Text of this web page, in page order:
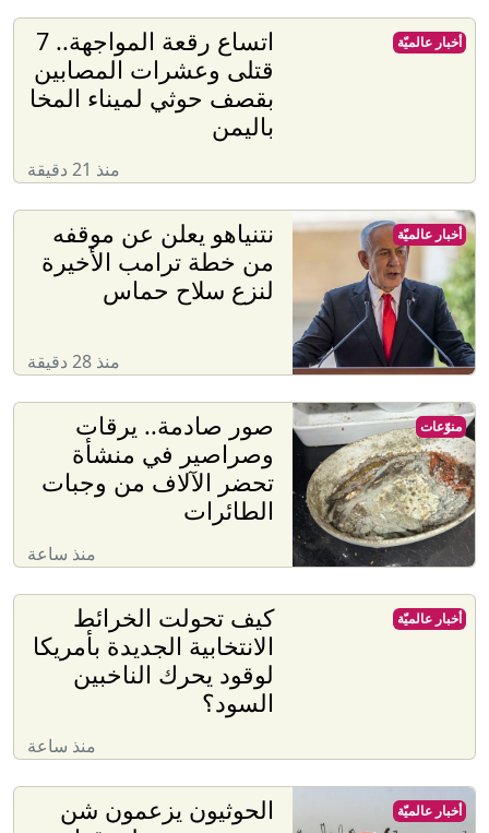
اتساع رقعة المواجهة.. 7
قتلى وعشرات المصابين
بقصف حوثي لميناء المخا
باليمن
منذ 21 دقيقة
أخبار عالميّة
نتنياهو يعلن عن موقفه
من خطة ترامب الأخيرة
لنزع سلاح حماس
منذ 28 دقيقة
أخبار عالميّة
صور صادمة.. يرقات
وصراصير في منشأة
تحضر الآلاف من وجبات
الطائرات
منذ ساعة
منوّعات
كيف تحولت الخرائط
الانتخابية الجديدة بأمريكا
لوقود يحرك الناخبين
السود؟
منذ ساعة
أخبار عالميّة
الحوثيون يزعمون شن
أخبار عالميّة